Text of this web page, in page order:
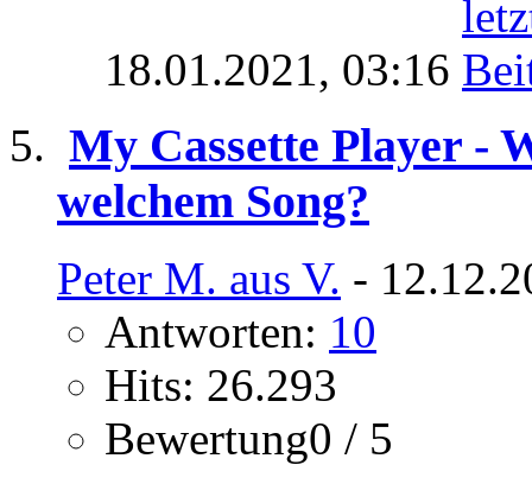
18.01.2021, 03:16
My Cassette Player -
welchem Song?
Peter M. aus V. -
Antworten: 10
Hits: 26.293
Bewertung0 / 5